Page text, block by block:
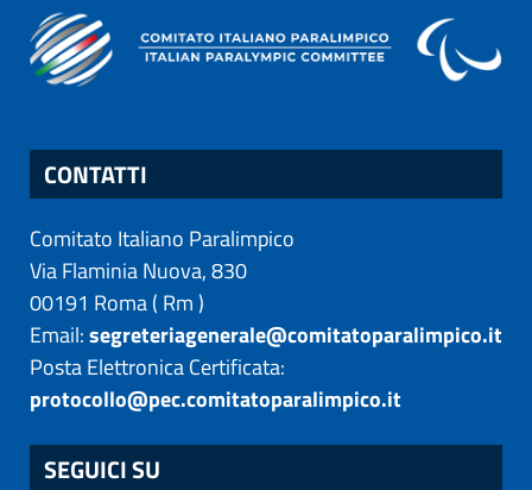
CONTATTI
Comitato Italiano Paralimpico
Via Flaminia Nuova, 830
00191 Roma( Rm)
Email:segreteriagenerale@comitatoparalimpico.it
Posta Elettronica Certificata:
protocollo@pec.comitatoparalimpico.it
SEGUICI SU